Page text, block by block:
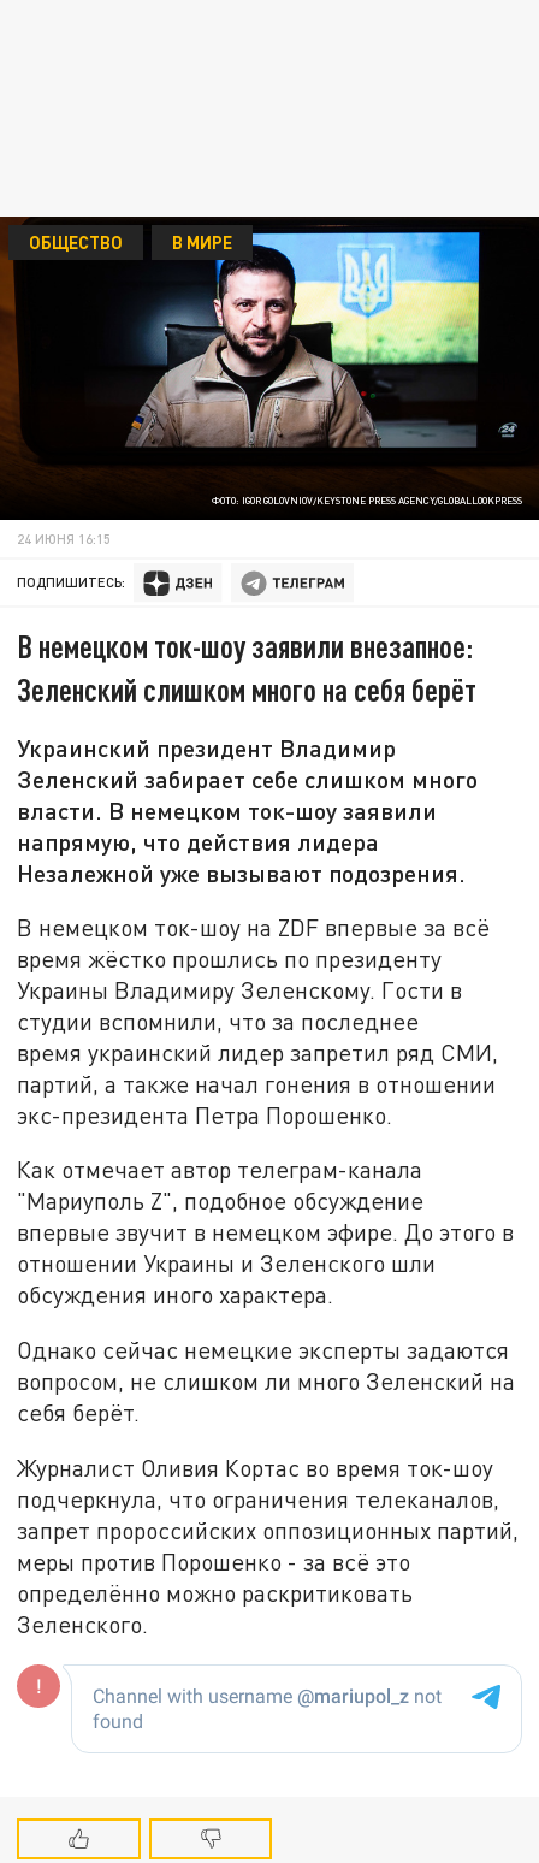
ФОТО: IGOR GOLOVNIOV/KEYSTONE PRESS AGENCY/GLOBALLOOKPRESS
ОБЩЕСТВО В МИРЕ
24 ИЮНЯ 16:15
ПОДПИШИТЕСЬ:
В немецком ток-шоу заявили внезапное:
Зеленский слишком много на себя берёт
Украинский президент Владимир
Зеленский забирает себе слишком много
власти. В немецком ток-шоу заявили
напрямую, что действия лидера
Незалежной уже вызывают подозрения.
В немецком ток-шоу на ZDF впервые за всё
время жёстко прошлись по президенту
Украины Владимиру Зеленскому. Гости в
студии вспомнили, что за последнее
время украинский лидер запретил ряд СМИ,
партий, а также начал гонения в отношении
экс-президента Петра Порошенко.
Как отмечает автор телеграм-канала
"Мариуполь Z", подобное обсуждение
впервые звучит в немецком эфире. До этого в
отношении Украины и Зеленского шли
обсуждения иного характера.
Однако сейчас немецкие эксперты задаются
вопросом, не слишком ли много Зеленский на
себя берёт.
Журналист Оливия Кортас во время ток-шоу
подчеркнула, что ограничения телеканалов,
запрет пророссийских оппозиционных партий,
меры против Порошенко - за всё это
определённо можно раскритиковать
Зеленского.